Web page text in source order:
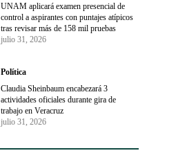
UNAM aplicará examen presencial de
control a aspirantes con puntajes atípicos
tras revisar más de 158 mil pruebas
julio 31, 2026
Política
Claudia Sheinbaum encabezará 3
actividades oficiales durante gira de
trabajo en Veracruz
julio 31, 2026